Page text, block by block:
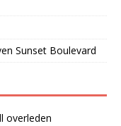
Sunset Boulevard
overleden